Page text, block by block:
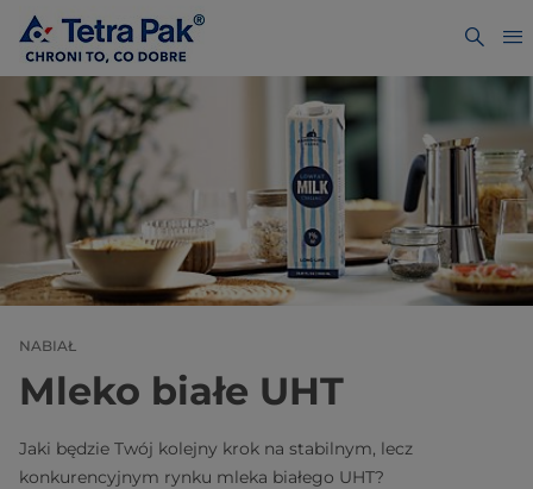
NABIAŁ
Mleko białe UHT
Jaki będzie Twój kolejny krok na stabilnym, lecz
konkurencyjnym rynku mleka białego UHT?